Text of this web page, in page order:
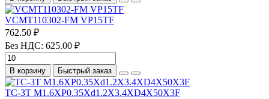
VCMT110302-FM VP15TF
762.50 ₽
Без НДС: 625.00 ₽
В корзину Быстрый заказ
TC-3T M1.6XP0.35Xd1.2X3.4XD4X50X3F